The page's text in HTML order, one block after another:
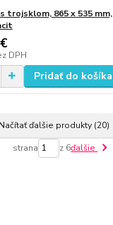
trojsklom, 865 x 535 mm,
DPH
Pridať do košíka
Načítať ďalšie produkty (20)
strana z 6ďalšie